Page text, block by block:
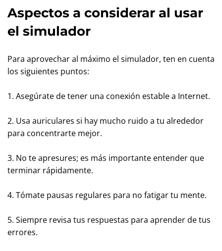
Aspectos a considerar al usar
el simulador
Para aprovechar al máximo el simulador, ten en cuenta
los siguientes puntos:
1. Asegúrate de tener una conexión estable a Internet.
2. Usa auriculares si hay mucho ruido a tu alrededor
para concentrarte mejor.
3. No te apresures; es más importante entender que
terminar rápidamente.
4. Tómate pausas regulares para no fatigar tu mente.
5. Siempre revisa tus respuestas para aprender de tus
errores.